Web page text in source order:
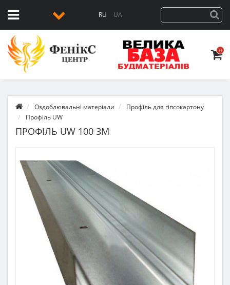
RU UA
0
Оздоблювальні матеріали
Профіль для гіпсокартону
Профіль UW
ПРОФІЛЬ UW 100 3М